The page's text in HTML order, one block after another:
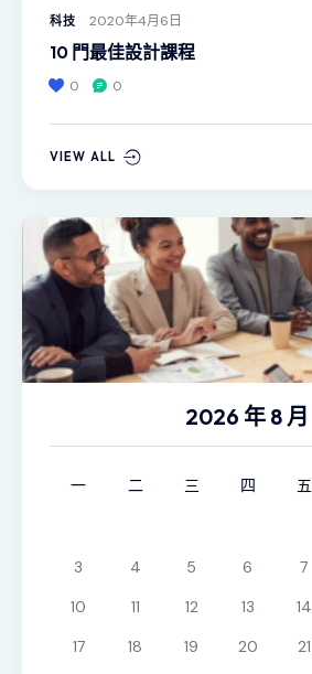
科技 2020年4月6日
10 門最佳設計課程
0 0
VIEW ALL
2026 年 8 月
一 二 三 四 五
3
4 5 6 7
10
11 12 13 14
17
18 19 20 21